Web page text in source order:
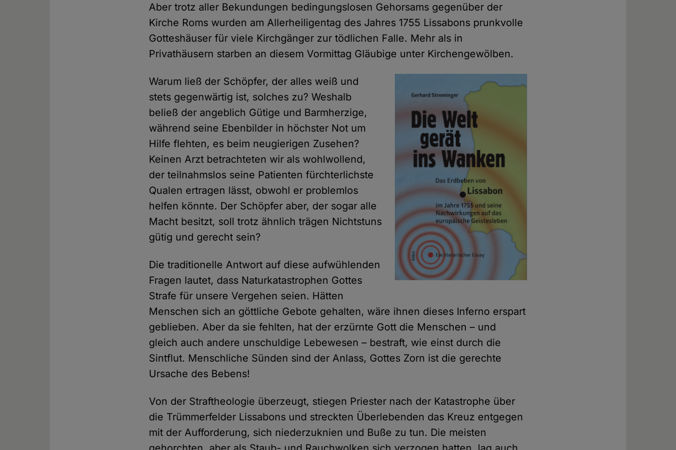
Aber trotz aller Bekundungen bedingungslosen Gehorsams gegenüber der
Kirche Roms wurden am Allerheiligentag des Jahres 1755 Lissabons prunkvolle
Gotteshäuser für viele Kirchgänger zur tödlichen Falle. Mehr als in
Privathäusern starben an diesem Vormittag Gläubige unter Kirchengewölben.
Warum ließ der Schöpfer, der alles weiß und
stets gegenwärtig ist, solches zu? Weshalb
beließ der angeblich Gütige und Barmherzige,
während seine Ebenbilder in höchster Not um
Hilfe flehten, es beim neugierigen Zusehen?
Keinen Arzt betrachteten wir als wohlwollend,
der teilnahmslos seine Patienten fürchterlichste
Qualen ertragen lässt, obwohl er problemlos
helfen könnte. Der Schöpfer aber, der sogar alle
Macht besitzt, soll trotz ähnlich trägen Nichtstuns
gütig und gerecht sein?
Die traditionelle Antwort auf diese aufwühlenden
Fragen lautet, dass Naturkatastrophen Gottes
Strafe für unsere Vergehen seien. Hätten
Menschen sich an göttliche Gebote gehalten, wäre ihnen dieses Inferno erspart
geblieben. Aber da sie fehlten, hat der erzürnte Gott die Menschen – und
gleich auch andere unschuldige Lebewesen – bestraft, wie einst durch die
Sintflut. Menschliche Sünden sind der Anlass, Gottes Zorn ist die gerechte
Ursache des Bebens!
Von der Straftheologie überzeugt, stiegen Priester nach der Katastrophe über
die Trümmerfelder Lissabons und streckten Überlebenden das Kreuz entgegen
mit der Aufforderung, sich niederzuknien und Buße zu tun. Die meisten